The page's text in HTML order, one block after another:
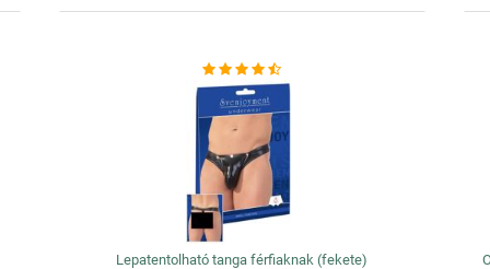
Lepatentolható tanga férfiaknak (fekete)